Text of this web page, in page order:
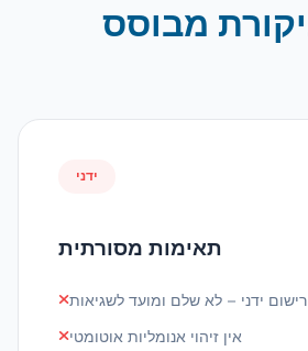
ידני
תאימות מסורתית
רישום ידני – לא שלם ומועד לשגיאות
אין זיהוי אנומליות אוטומטי